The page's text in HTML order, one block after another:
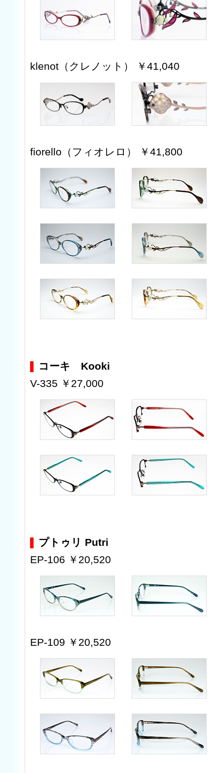
klenot（クレノット） ￥41,040
fiorello（フィオレロ） ￥41,800
コーキ Kooki
V-335 ￥27,000
プトゥリ Putri
EP-106 ￥20,520
EP-109 ￥20,520